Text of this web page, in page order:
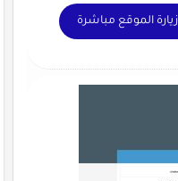
زيارة الموقع مباشرة